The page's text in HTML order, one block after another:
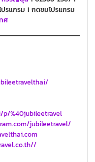
รแกรม I กดชมโปรแกรม
ศ
%40jubileetravel
jubileetravel/